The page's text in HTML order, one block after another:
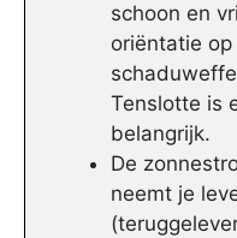
schoon en
oriëntatie
Tenslotte is
belangrijk.
De
neemt je